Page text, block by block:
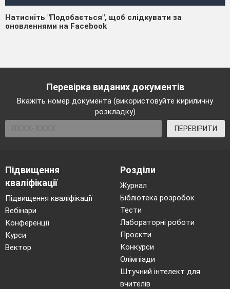
Натисніть "Подобається", щоб слідкувати за
оновленнями на Facebook
Перевірка виданих документів
Вкажіть номер документа (використовуйте кириличну
розкладку)
ПЕРЕВІРИТИ
Підвищення
кваліфікації
Підвищення кваліфікації
Вебінари
Конференції
Курси
Вектор
Розділи
Журнал
Бібліотека розробок
Тести
Лабораторні роботи
Проєкти
Конкурси
Олімпіади
Штучний інтелект для
вчителів